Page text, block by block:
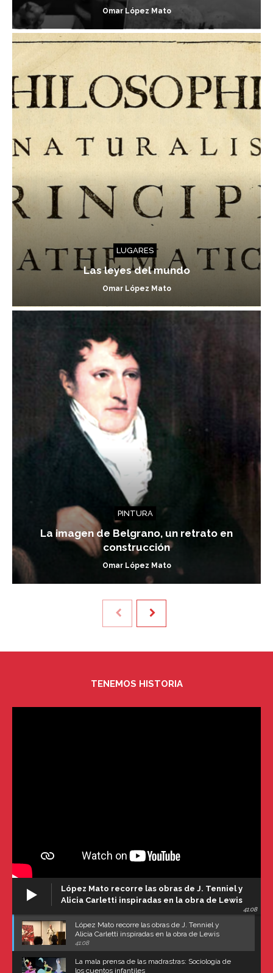
Omar López Mato
LUGARES
Las leyes del mundo
Omar López Mato
PINTURA
La imagen de Belgrano, un retrato en
construcción
Omar López Mato
TENEMOS HISTORIA
López Mato recorre las obras de J. Tenniel y
Alicia Carletti inspiradas en la obra de Lewis
41:08
López Mato recorre las obras de J. Tenniel y
Alicia Carletti inspiradas en la obra de Lewis
Carroll
41:08
La mala prensa de las madrastras: Sociología de
los cuentos infantiles